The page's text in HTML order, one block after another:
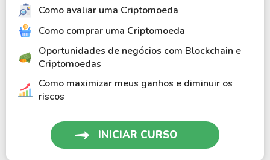
Como avaliar uma Criptomoeda
Como comprar uma Criptomoeda
Oportunidades de negócios com Blockchain e
Criptomoedas
Como maximizar meus ganhos e diminuir os
riscos
INICIAR CURSO